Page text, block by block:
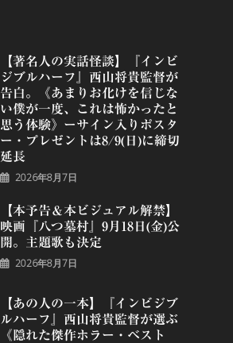
【著名人の実話怪談】『インビ
ジブルハーフ』⻄⼭将貴監督が
告白。《あまりお化けを信じな
い僕が一度、これは怖かったと
思う体験》ーサイン入りポスタ
ー・プレゼントは8/9(日)に締切
延長
2026年8月7日
【本予告＆本ビジュアル解禁】
映画『八つ墓村』9月18日(金)公
開。主題歌も決定
2026年8月7日
【あの人の一本】『インビジブ
ルハーフ』⻄⼭将貴監督が選ぶ
《隠れた傑作ホラー・ベスト